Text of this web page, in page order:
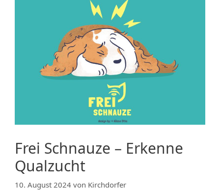
Frei Schnauze – Erkenne
Qualzucht
10. August 2024 von Kirchdorfer